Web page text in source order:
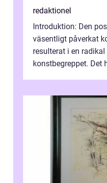
redaktionel
Introduktion: Den
väsentligt påverkat
resulterat i en
konstbegreppet. Det